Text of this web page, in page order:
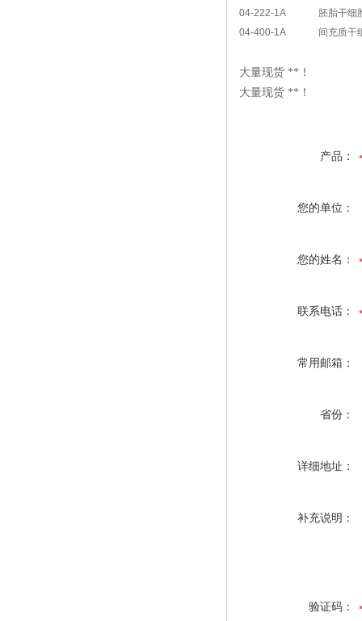
04-222-1A
胚胎干细
04-400-1A
间充质干
大量现货 **！
大量现货 **！
产品：
您的单位：
您的姓名：
联系电话：
常用邮箱：
省份：
详细地址：
补充说明：
验证码：